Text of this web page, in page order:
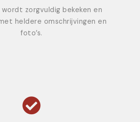
wordt zorgvuldig bekeken en
heldere omschrijvingen en
foto’s.